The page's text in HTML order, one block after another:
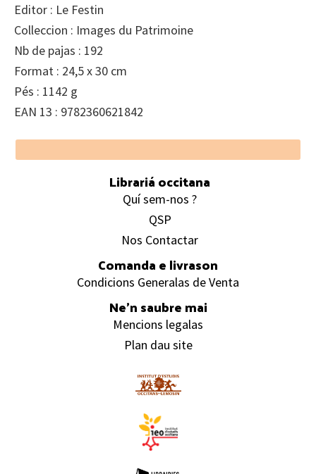
Editor : Le Festin
Colleccion : Images du Patrimoine
Nb de pajas : 192
Format : 24,5 x 30 cm
Pés : 1142 g
EAN 13 : 9782360621842
Footer
Librariá occitana
Quí sem-nos ?
QSP
Nos Contactar
Comanda e livrason
Condicions Generalas de Venta
Ne’n saubre mai
Mencions legalas
Plan dau site